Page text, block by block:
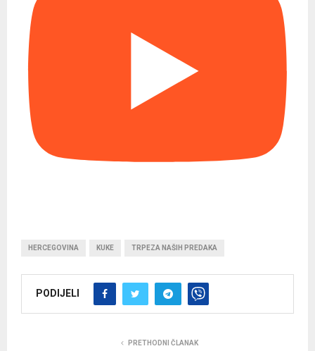
HERCEGOVINA KUKE TRPEZA NAŠIH PREDAKA
PODIJELI
PRETHODNI ČLANAK